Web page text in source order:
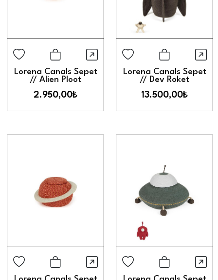
Sepete Ekle
Hızlı Görünüm
Lorena Canals Sepet
// Alien Ploot
2.950,00₺
Sepete
Lorena Canals Sepet
// Dev Roket
13.500,00₺
Hızlı Görünüm